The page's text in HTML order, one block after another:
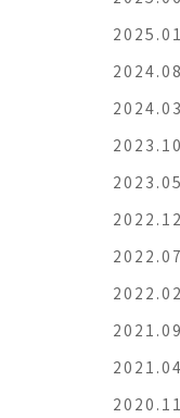
2025.01
2024.08
2024.03
2023.10
2023.05
2022.12
2022.07
2022.02
2021.09
2021.04
2020.11